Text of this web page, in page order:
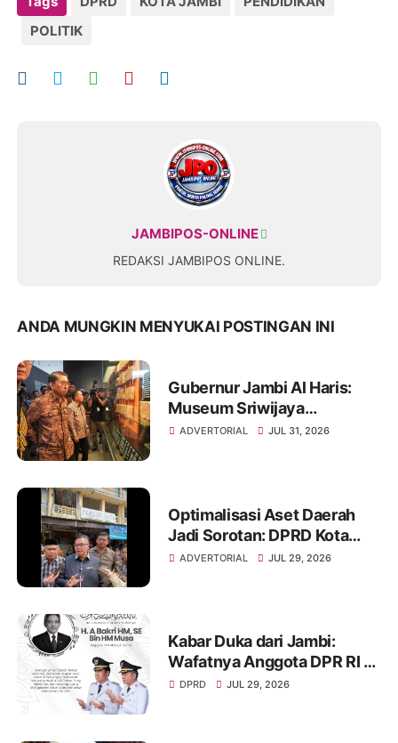
POLITIK
JAMBIPOS-ONLINE
REDAKSI JAMBIPOS ONLINE.
ANDA MUNGKIN MENYUKAI POSTINGAN INI
Gubernur Jambi Al Haris:
Museum Sriwijaya
Dharmakirti Rekam Jejak
ADVERTORIAL JUL 31, 2026
Optimalisasi Aset Daerah
Jadi Sorotan: DPRD Kota
Jambi Temukan Banyak
ADVERTORIAL JUL 29, 2026
Kabar Duka dari Jambi:
Wafatnya Anggota DPR RI H.
A. Bakri HM, Jejak
DPRD JUL 29, 2026